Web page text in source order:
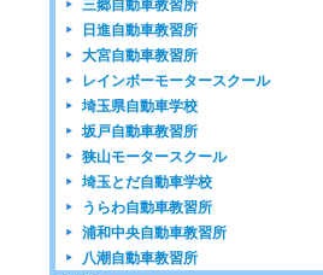
三郷自動車教習所
日進自動車教習所
大宮自動車教習所
レインボーモータースクール
埼玉県自動車学校
坂戸自動車教習所
狭山モータースクール
埼玉とだ自動車学校
うらわ自動車教習所
浦和中央自動車教習所
八潮自動車教習所